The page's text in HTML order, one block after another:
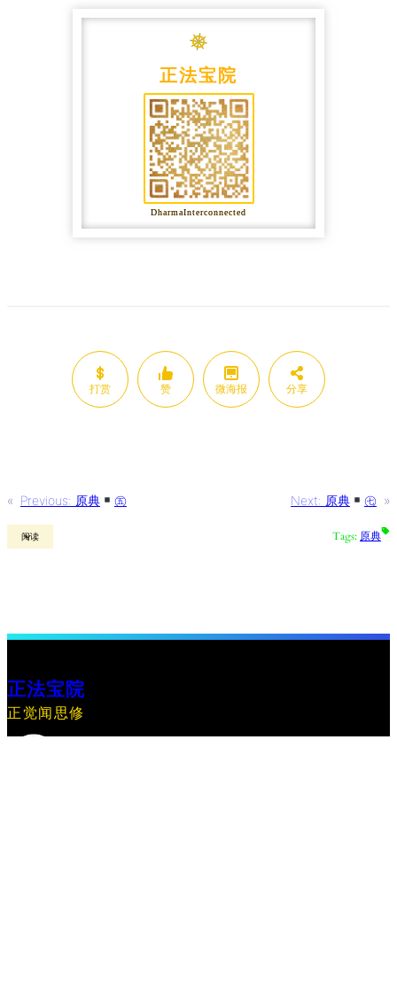
正法宝院
DharmaInterconnected
打赏 赞 微海报 分享
« Previous: 原典 ㊄ Next: 原典 ㊆ »
阅读 Tags: 原典
正法宝院
正觉闻思修